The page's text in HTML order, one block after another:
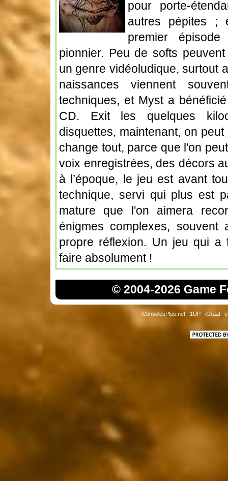
pour porte-
autres pépites ;
premier
pionnier. Peu de softs
un genre vidéoludique, surtout
naissances viennent
techniques, et Myst a
CD. Exit les quelques
disquettes, maintenant, on
change tout, parce que l'on
voix enregistrées, des décors
à l’époque, le jeu est avant
technique, servi qui plus est
mature que l'on aimera
énigmes complexes,
propre réflexion. Un jeu qui a
faire absolument !
© 2004-2026 Game
ConsolesPlus.net 1UP iGraal